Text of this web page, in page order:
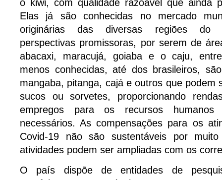
o kiwi, com qualidade razoável que ainda
Elas já são conhecidas no mercado
originárias das diversas regiões do
perspectivas promissoras, por serem de
abacaxi, maracujá, goiaba e o caju,
menos conhecidas, até dos brasileiros,
mangaba, pitanga, cajá e outros que podem
sucos ou sorvetes, proporcionando
empregos para os recursos
necessários. As compensações para os
Covid-19 não são sustentáveis por
atividades podem ser ampliadas com os
O país dispõe de entidades de